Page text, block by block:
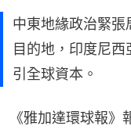
中東地緣政治緊
目的地，印度尼
引全球資本。
《雅加達環球報